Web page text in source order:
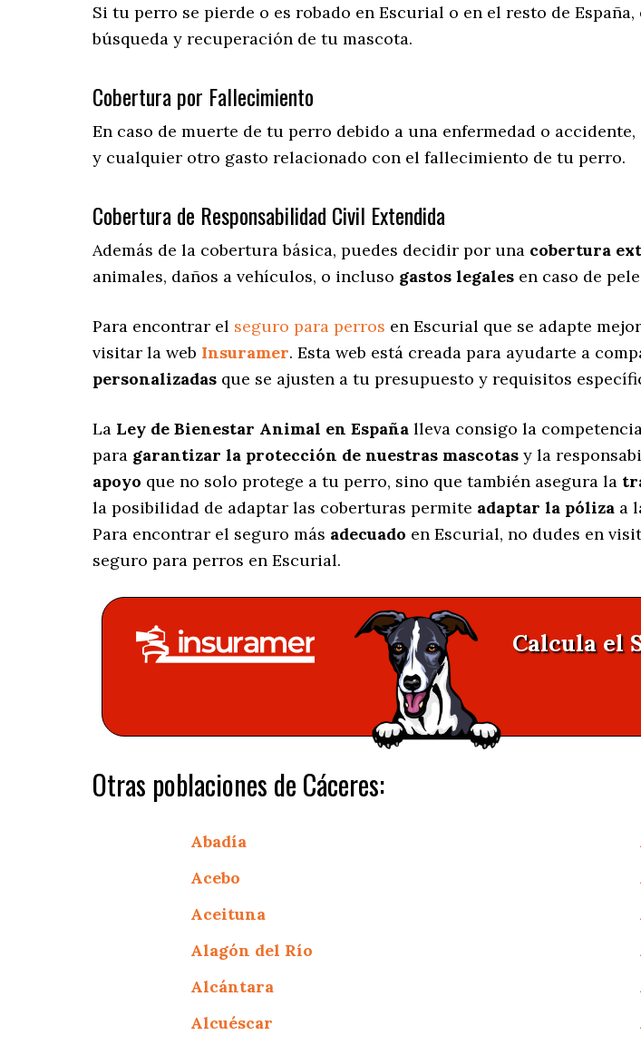
Si tu perro se pierde o es robado en Escurial o en el resto de
búsqueda y recuperación de tu mascota.
Cobertura por Fallecimiento
En caso de muerte de tu perro debido a una enfermedad o accidente,
y cualquier otro gasto relacionado con el fallecimiento de tu perro.
Cobertura de Responsabilidad Civil Extendida
Además de la cobertura básica, puedes decidir por una cobertura
animales, daños a vehículos, o incluso gastos legales en caso de
Para encontrar el seguro para perros en Escurial que se adapte
visitar la web Insuramer. Esta web está creada para ayudarte a
personalizadas que se ajusten a tu presupuesto y requisitos
La Ley de Bienestar Animal en España lleva consigo la
para garantizar la protección de nuestras mascotas y la
apoyo que no solo protege a tu perro, sino que también asegura la
la posibilidad de adaptar las coberturas permite adaptar la póliza a
Para encontrar el seguro más adecuado en Escurial, no dudes en
seguro para perros en Escurial.
Calcula el
Otras poblaciones de Cáceres:
Abadía
Acebo
Aceituna
Alagón del Río
Alcántara
Alcuéscar